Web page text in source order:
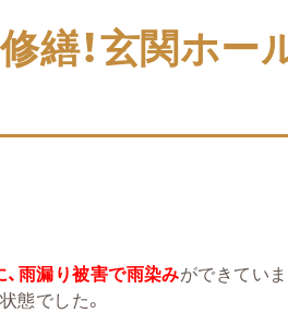
繕！玄関ホー
雨漏り被害で雨染みができていま
状態でした。